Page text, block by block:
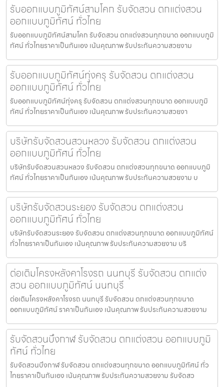
รับออกแบบภูมิทัศน์สามโคก รับจัดสวน ตกแต่งสวน
ออกแบบภูมิทัศน์ ทั่วไทย
รับออกแบบภูมิทัศน์สามโคก รับจัดสวน ตกแต่งสวนทุกขนาด ออกแบบภูมิ
ทัศน์ ทั่วไทยราคาเป็นกันเอง เน้นคุณภาพ รับประกันความสวยงาม
รับออกแบบภูมิทัศน์ทุ่งครุ รับจัดสวน ตกแต่งสวน
ออกแบบภูมิทัศน์ ทั่วไทย
รับออกแบบภูมิทัศน์ทุ่งครุ รับจัดสวน ตกแต่งสวนทุกขนาด ออกแบบภูมิ
ทัศน์ ทั่วไทยราคาเป็นกันเอง เน้นคุณภาพ รับประกันความสวยงา
บริษัทรับจัดสวนสวนหลวง รับจัดสวน ตกแต่งสวน
ออกแบบภูมิทัศน์ ทั่วไทย
บริษัทรับจัดสวนสวนหลวง รับจัดสวน ตกแต่งสวนทุกขนาด ออกแบบภูมิ
ทัศน์ ทั่วไทยราคาเป็นกันเอง เน้นคุณภาพ รับประกันความสวยงาม บ
บริษัทรับจัดสวนระยอง รับจัดสวน ตกแต่งสวน
ออกแบบภูมิทัศน์ ทั่วไทย
บริษัทรับจัดสวนระยอง รับจัดสวน ตกแต่งสวนทุกขนาด ออกแบบภูมิทัศน์
ทั่วไทยราคาเป็นกันเอง เน้นคุณภาพ รับประกันความสวยงาม บริ
ต่อเติมโครงหลังคาโรงรถ นนทบุรี รับจัดสวน ตกแต่ง
สวน ออกแบบภูมิทัศน์ นนทบุรี
ต่อเติมโครงหลังคาโรงรถ นนทบุรี รับจัดสวน ตกแต่งสวนทุกขนาด
ออกแบบภูมิทัศน์ ราคาเป็นกันเอง เน้นคุณภาพ รับประกันความสวยงาม
รับจัดสวนบึงกาฬ รับจัดสวน ตกแต่งสวน ออกแบบภูมิ
ทัศน์ ทั่วไทย
รับจัดสวนบึงกาฬ รับจัดสวน ตกแต่งสวนทุกขนาด ออกแบบภูมิทัศน์ ทั่ว
ไทยราคาเป็นกันเอง เน้นคุณภาพ รับประกันความสวยงาม รับจัดสว